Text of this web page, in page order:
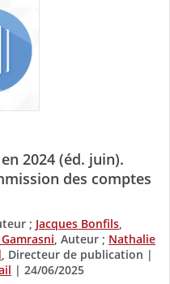
2024 (éd. juin).
des comptes
; Jacques Bonfils
, Auteur ; Nathalie
, Directeur de publication |
| 24/06/2025